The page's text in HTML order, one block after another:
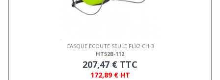
CASQUE ECOUTE SEULE FLX2 CH-3
HT52B-112
207,47 € TTC
172,89 € HT